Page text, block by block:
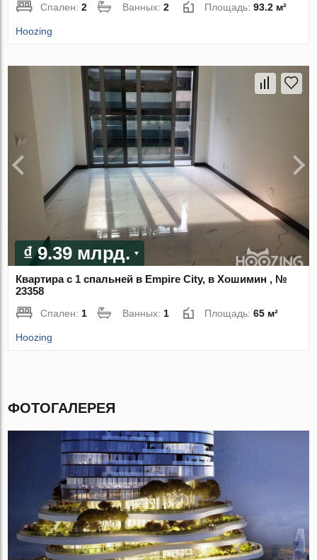
Спален:2 Ванных:2 Площадь:93.2 м²
Hoozing
₫ 9.39 млрд.
Квартира с 1 спальней в Empire City, в Хошимин , №
23358
Спален:1 Ванных:1 Площадь:65 м²
Hoozing
ФОТОГАЛЕРЕЯ